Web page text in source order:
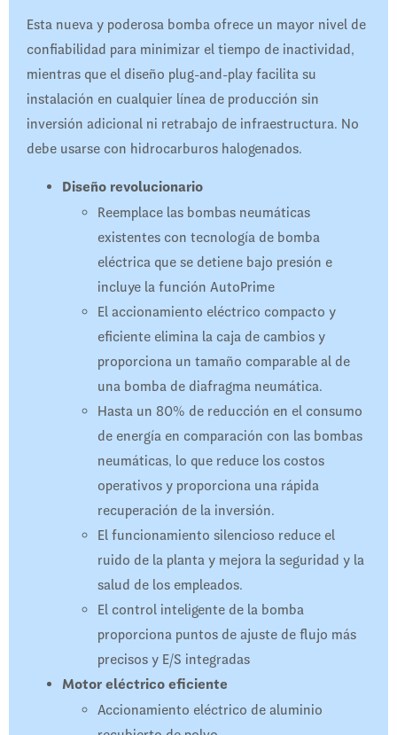
Esta nueva y poderosa bomba ofrece un mayor nivel de
confiabilidad para minimizar el tiempo de inactividad,
mientras que el diseño plug-and-play facilita su
instalación en cualquier línea de producción sin
inversión adicional ni retrabajo de infraestructura. No
debe usarse con hidrocarburos halogenados.
Diseño revolucionario
Reemplace las bombas neumáticas
existentes con tecnología de bomba
eléctrica que se detiene bajo presión e
incluye la función AutoPrime
El accionamiento eléctrico compacto y
eficiente elimina la caja de cambios y
proporciona un tamaño comparable al de
una bomba de diafragma neumática.
Hasta un 80% de reducción en el consumo
de energía en comparación con las bombas
neumáticas, lo que reduce los costos
operativos y proporciona una rápida
recuperación de la inversión.
El funcionamiento silencioso reduce el
ruido de la planta y mejora la seguridad y la
salud de los empleados.
El control inteligente de la bomba
proporciona puntos de ajuste de flujo más
precisos y E/S integradas
Motor eléctrico eficiente
Accionamiento eléctrico de aluminio